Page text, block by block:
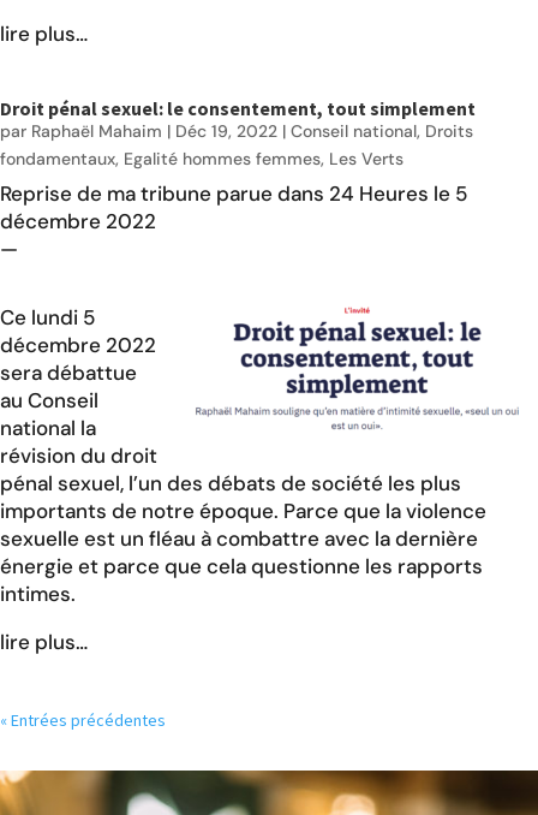
lire plus…
Droit pénal sexuel: le consentement, tout simplement
par Raphaël Mahaim | Déc 19, 2022 | Conseil national, Droits
fondamentaux, Egalité hommes femmes, Les Verts
Reprise de ma tribune parue dans 24 Heures le 5
décembre 2022
—
Ce lundi 5
décembre 2022
sera débattue
au Conseil
national la
révision du droit
pénal sexuel, l’un des débats de société les plus
importants de notre époque. Parce que la violence
sexuelle est un fléau à combattre avec la dernière
énergie et parce que cela questionne les rapports
intimes.
lire plus…
« Entrées précédentes